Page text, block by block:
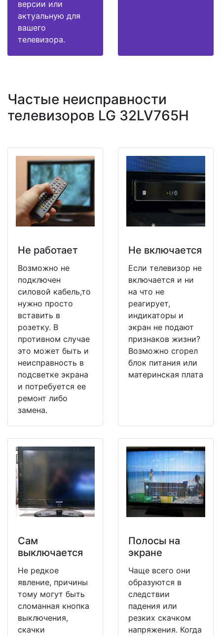
версии или
актуальную для
вашего
телевизора.
Частые неисправности
телевизоров LG 32LV765H
Не работает
Возможно не
подключен
силовой кабель,то
нужно просто
вставить в
розетку. В
противном случае
это может быть и
неисправность в
подсветке экрана
и потребуется ее
ремонт либо
замена.
Не включается
Если телевизор не
включается и ни
на что не
реагирует,
индикаторы и
экран не подают
признаков жизни?
Возможно сгорел
блок питания или
материнская плата
Сам
выключается
Не редкое
явление, причины
тому могут быть
сломанная кнопка
выключения,
скачки
Полосы на
экране
Чаще всего они
образуются в
следствии
падения или
резких скачком
напряжения. Когда